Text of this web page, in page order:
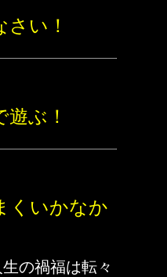
い！
ぶ！
くいかなか
の禍福は転々